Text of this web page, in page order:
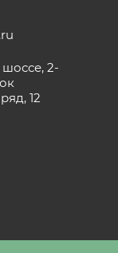
шоссе, 2-
12